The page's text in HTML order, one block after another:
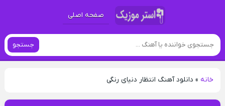
صفحه اصلی
جستجو
خانه» دانلود آهنگ انتظار دنیای رنگی